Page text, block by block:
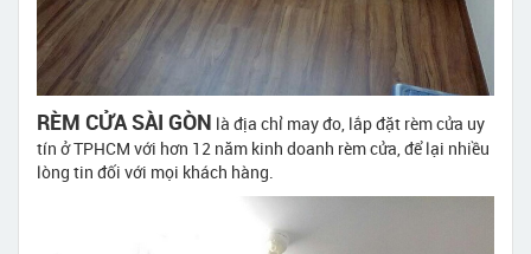
RÈM CỬA SÀI GÒN là địa chỉ may đo, lắp đặt rèm cửa uy
tín ở TPHCM với hơn 12 năm kinh doanh rèm cửa, để lại nhiều
lòng tin đối với mọi khách hàng.